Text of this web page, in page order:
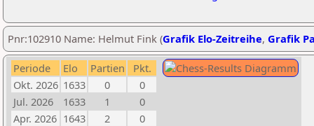
Pnr:102910 Name: Helmut Fink (Grafik Elo-Zeitreihe, Grafik
Periode Elo Partien
Pkt.
Okt. 2026 1633 0
0
Jul. 2026
1633 1
0
Apr. 2026 1643 2
0